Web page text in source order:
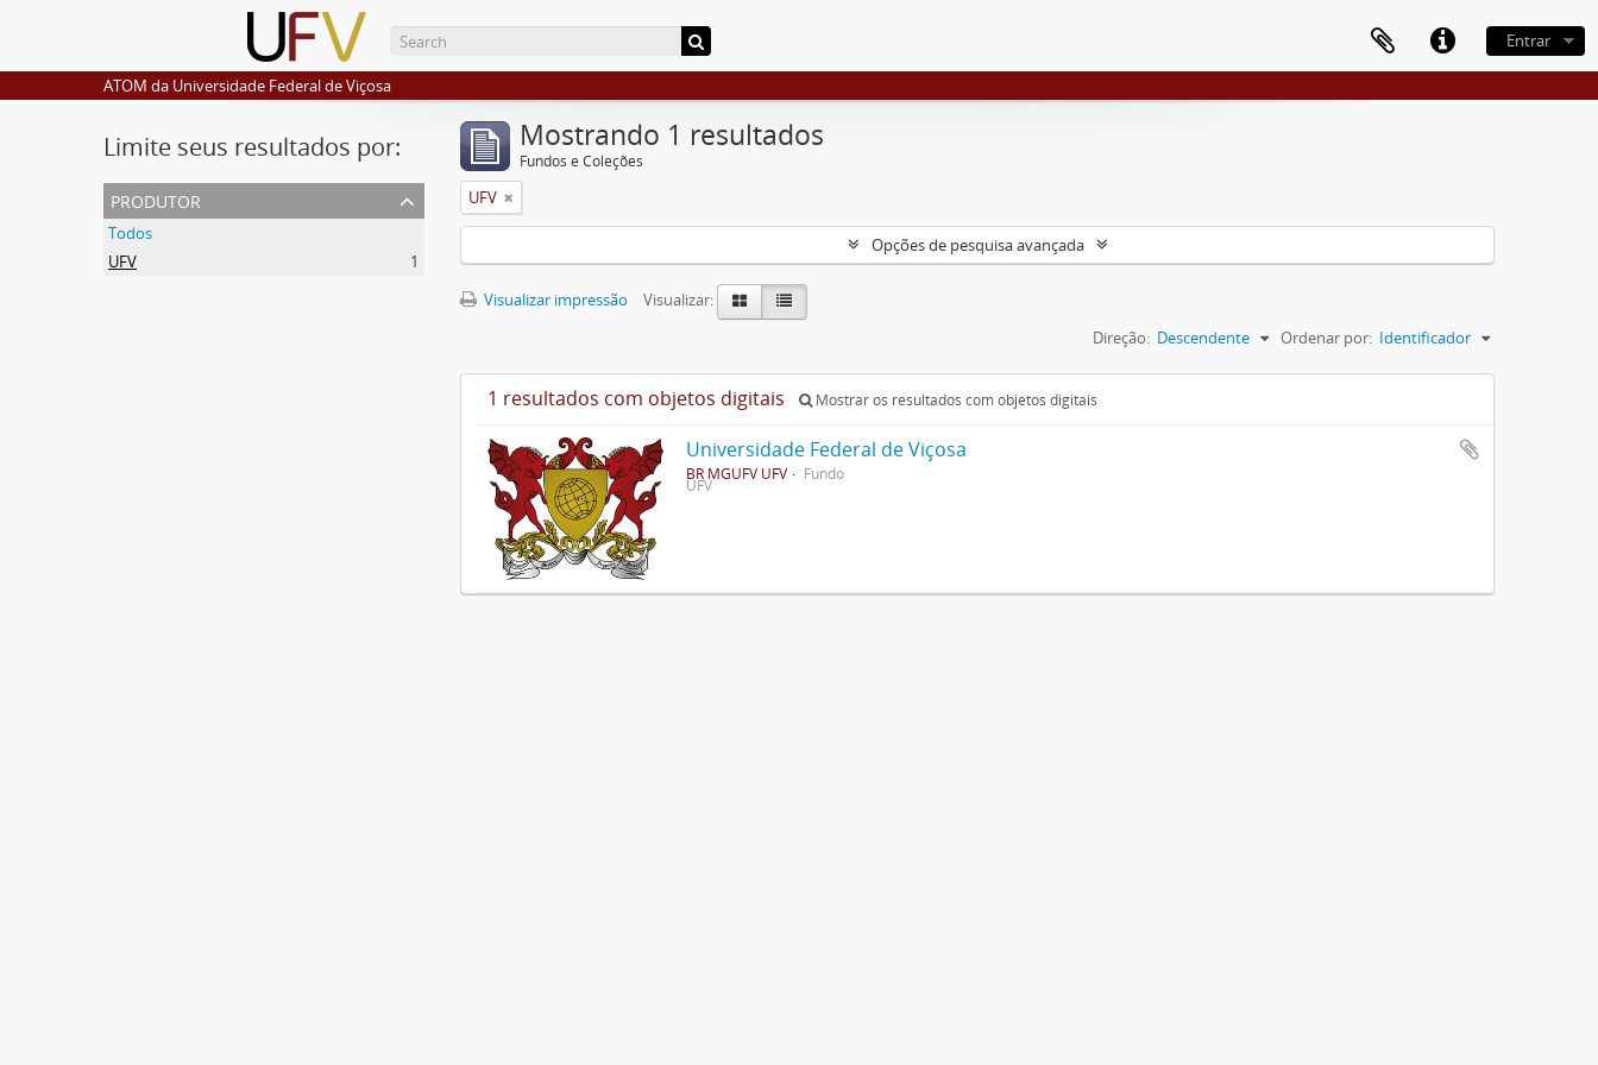
Entrar
ATOM da Universidade Federal de Viçosa
Limite seus resultados por:
produtor
Todos
UFV
1
Mostrando 1 resultados
Fundos e Coleções
UFV
Opções de pesquisa avançada
Visualizar impressão
Visualizar:
Ordenar por: Identificador
Direção: Descendente
1 resultados com objetos digitais Mostrar os resultados com objetos digitais
Universidade Federal de Viçosa
BR MGUFV UFV Fundo
UFV